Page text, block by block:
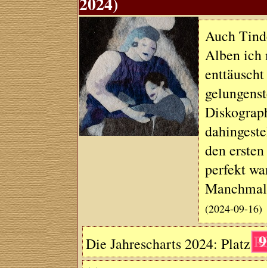
Auch
Alben ich
den
perfekt
(2024-09-16)
Die Jahrescharts 2024: Platz 9